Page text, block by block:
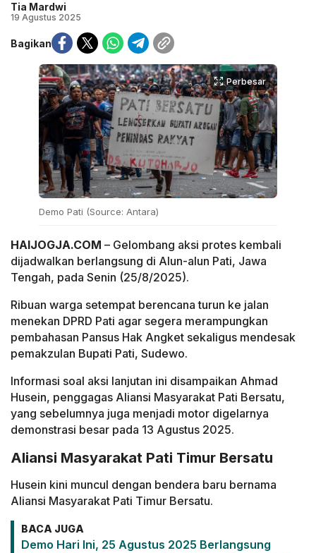
Tia Mardwi
19 Agustus 2025
Bagikan
Perbesar
Demo Pati (Source: Antara)
HAIJOGJA.COM – Gelombang aksi protes kembali
dijadwalkan berlangsung di Alun-alun Pati, Jawa
Tengah, pada Senin (25/8/2025).
Ribuan warga setempat berencana turun ke jalan
menekan DPRD Pati agar segera merampungkan
pembahasan Pansus Hak Angket sekaligus mendesak
pemakzulan Bupati Pati, Sudewo.
Informasi soal aksi lanjutan ini disampaikan Ahmad
Husein, penggagas Aliansi Masyarakat Pati Bersatu,
yang sebelumnya juga menjadi motor digelarnya
demonstrasi besar pada 13 Agustus 2025.
Aliansi Masyarakat Pati Timur Bersatu
Husein kini muncul dengan bendera baru bernama
Aliansi Masyarakat Pati Timur Bersatu.
BACA JUGA
Demo Hari Ini, 25 Agustus 2025 Berlangsung